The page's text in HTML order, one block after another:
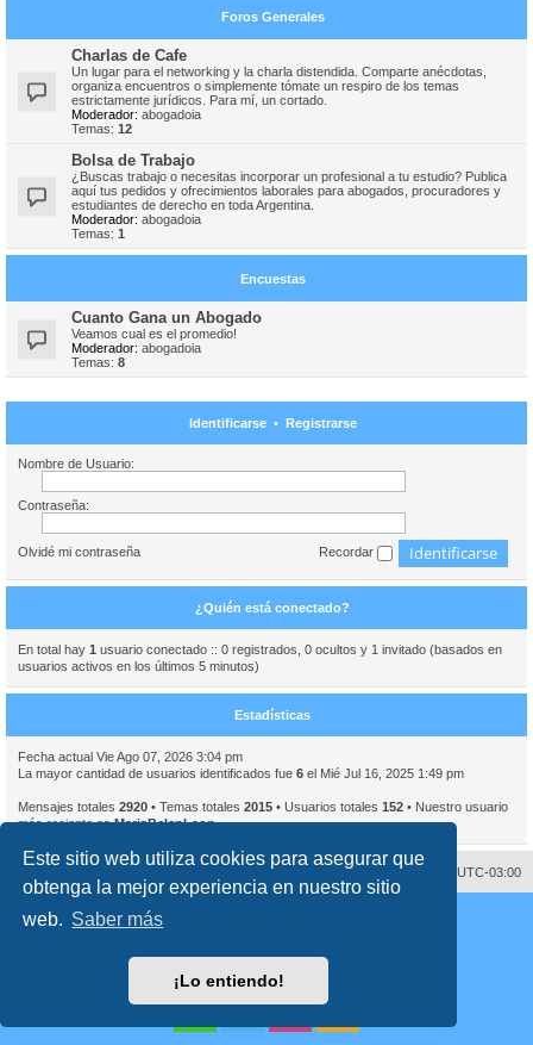
Este sitio web utiliza cookies para asegurar que
obtenga la mejor experiencia en nuestro sitio
web. Saber más
¡Lo entiendo!
Foros Generales
Charlas de Cafe
Un lugar para el networking y la charla distendida. Comparte anécdotas,
organiza encuentros o simplemente tómate un respiro de los temas
estrictamente jurídicos. Para mí, un cortado.
Moderador: abogadoia
Temas: 12
Bolsa de Trabajo
¿Buscas trabajo o necesitas incorporar un profesional a tu estudio? Publica
aquí tus pedidos y ofrecimientos laborales para abogados, procuradores y
estudiantes de derecho en toda Argentina.
Moderador: abogadoia
Temas: 1
Encuestas
Cuanto Gana un Abogado
Veamos cual es el promedio!
Moderador: abogadoia
Temas: 8
Identificarse• Registrarse
Nombre de Usuario:
Contraseña:
Olvidé mi contraseña Recordar
¿Quién está conectado?
En total hay 1 usuario conectado :: 0 registrados, 0 ocultos y 1 invitado (basados en
usuarios activos en los últimos 5 minutos)
Estadísticas
Fecha actual Vie Ago 07, 2026 3:04 pm
La mayor cantidad de usuarios identificados fue 6 el Mié Jul 16, 2025 1:49 pm
Mensajes totales 2920 • Temas totales 2015 • Usuarios totales 152 • Nuestro usuario
más reciente esMariaBelenLeon
Todos los horarios son UTC-03:00
Borrar cookies
Desarrollado por
® Forum Software © phpBB Limited
Traducción al español porphpBB España
Condiciones